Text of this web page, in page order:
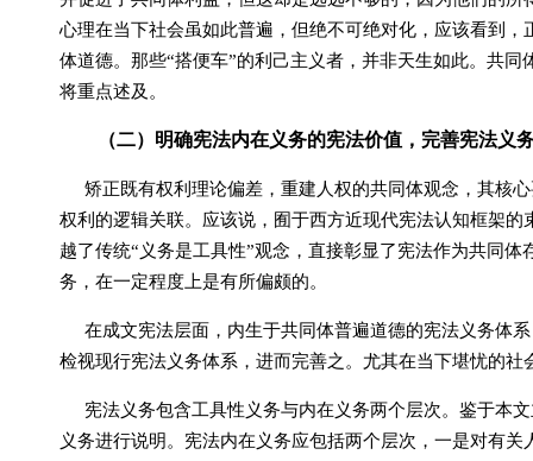
心理在当下社会虽如此普遍，但绝不可绝对化，应该看到
体道德。那些“搭便车”的利己主义者，并非天生如此。共
将重点述及。
（二）明确宪法内在义务的宪法价值，完善宪法义
矫正既有权利理论偏差，重建人权的共同体观念，其核
权利的逻辑关联。 应该说，囿于西方近现代宪法认知框架
越了传统“义务是工具性”观念，直接彰显了宪法作为共同
务，在一定程度上是有所偏颇的。
在成文宪法层面，内生于共同体普遍道德的宪法义务体
检视现行宪法义务体系，进而完善之。 尤其在当下堪忧的社
宪法义务包含工具性义务与内在义务两个层次。鉴于本
义务进行说明。宪法内在义务应包括两个层次，一是对有